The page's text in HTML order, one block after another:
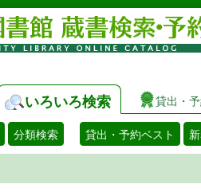
いろいろ検索 貸出・
分類検索 貸出・予約ベスト